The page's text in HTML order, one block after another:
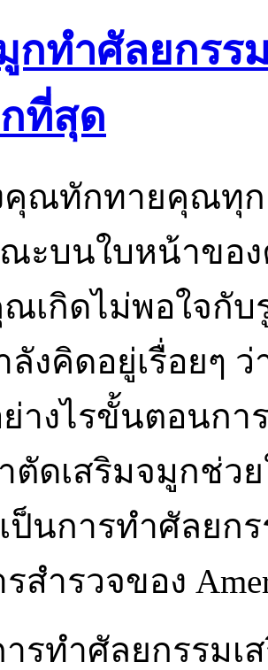
กทำศัลยกร
ที่สุด
ณทักทายคุณทุก
ะบนใบหน้าขอ
เกิดไม่พอใจกั
งคิดอยู่เรื่อยๆ
างไรขั้นตอนกา
ตัดเสริมจมูกช่ว
ป็นการทำศัลยก
ำรวจของ
รทำศัลยกรรมเ